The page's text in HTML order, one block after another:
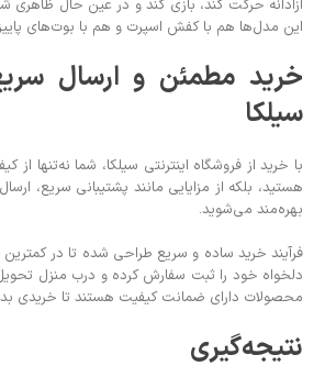
آزادانه حرکت کند، بازی کند و در عین حال
این مدل‌ها هم با کفش اسپرت و هم با بوت‌های
خرید مطمئن و ارسال
سیلکا
با خرید از فروشگاه اینترنتی سیلکا، شما نه‌تنها
هستید، بلکه از مزایایی مانند پشتیبانی سریع،
بهره‌مند می‌شوید.
فرآیند خرید ساده و سریع طراحی شده تا در کمترین
دلخواه خود را ثبت سفارش کرده و درب منزل
محصولات دارای ضمانت کیفیت هستند تا خریدی
نتیجه‌گیری